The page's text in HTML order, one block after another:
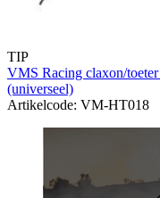
TIP
VMS Racing claxon/
(universeel)
Artikelcode: VM-HT018